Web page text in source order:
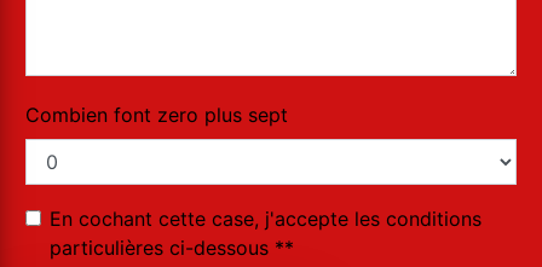
Combien font zero plus sept
En cochant cette case, j'accepte les conditions
particulières ci-dessous **